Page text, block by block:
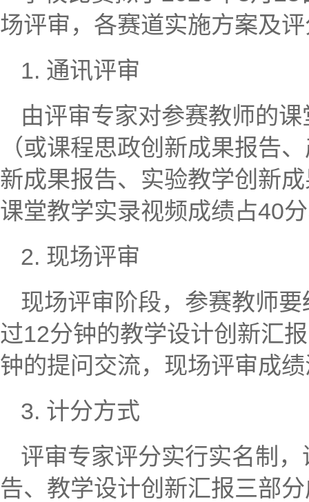
场评审，各赛道实施方案及
1. 通讯评审
由评审专家对参赛教师的
（或课程思政创新成果报告
新成果报告、实验教学创新
课堂教学实录视频成绩占40
2. 现场评审
现场评审阶段，参赛教师
过12分钟的教学设计创新汇
钟的提问交流，现场评审成
3. 计分方式
评审专家评分实行实名制
告、教学设计创新汇报三部